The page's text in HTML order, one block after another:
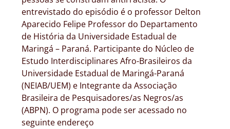
entrevistado do episódio é o professor Delton
Aparecido Felipe Professor do Departamento
de História da Universidade Estadual de
Maringá – Paraná. Participante do Núcleo de
Estudo Interdisciplinares Afro-Brasileiros da
Universidade Estadual de Maringá-Paraná
(NEIAB/UEM) e Integrante da Associação
Brasileira de Pesquisadores/as Negros/as
(ABPN). O programa pode ser acessado no
seguinte endereço